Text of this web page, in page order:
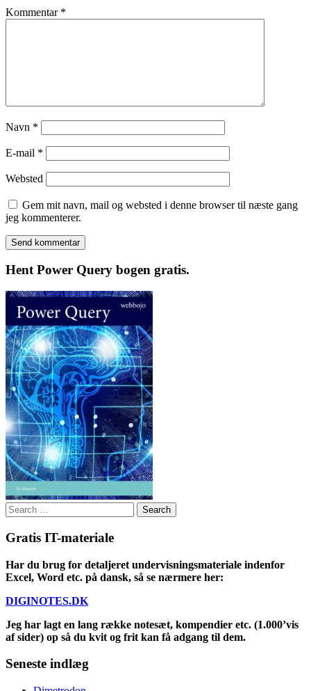
Kommentar *
Navn *
E-mail *
Websted
Gem mit navn, mail og websted i denne browser til næste gang
jeg kommenterer.
Hent Power Query bogen gratis.
Search
for:
Gratis IT-materiale
Har du brug for detaljeret undervisningsmateriale indenfor
Excel, Word etc. på dansk, så se nærmere her:
DIGINOTES.DK
Jeg har lagt en lang række notesæt, kompendier etc. (1.000’vis
af sider) op så du kvit og frit kan få adgang til dem.
Seneste indlæg